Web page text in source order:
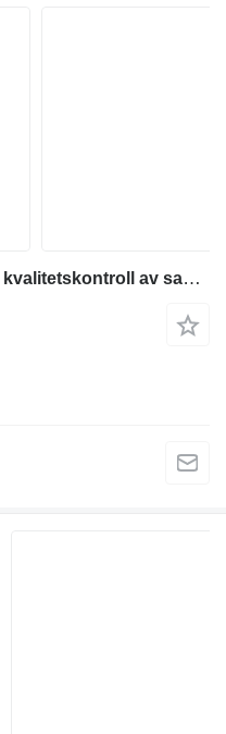
Komplett laboratorieutstyr for kvalitetskontroll av sand, grus o